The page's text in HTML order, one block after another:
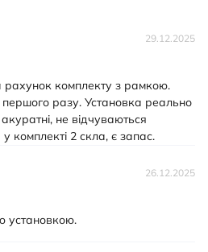
29.12.2025
рахунок комплекту з рамкою.
першого разу. Установка реально
не відчуваються
комплекті 2 скла, є запас.
26.12.2025
установкою.